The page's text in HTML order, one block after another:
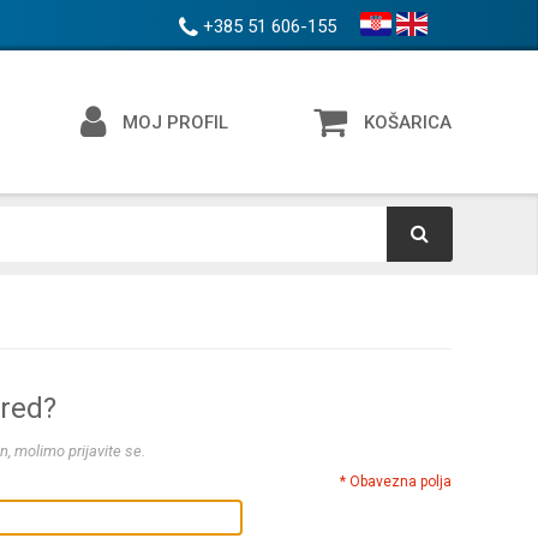
+385 51 606-155
MOJ PROFIL KOŠARICA
molimo prijavite se.
* Obavezna polja